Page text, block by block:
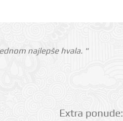
najlepše hvala. "
Extra ponude: